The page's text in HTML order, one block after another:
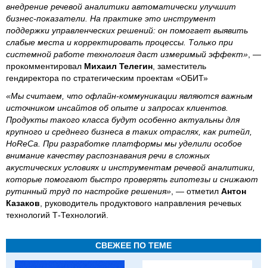
внедрение речевой аналитики автоматически улучшит
бизнес-показатели. На практике это инструмент
поддержки управленческих решений: он помогает выявить
слабые места и корректировать процессы. Только при
системной работе технология даст измеримый эффект» , —
прокомментировал Михаил Телегин , заместитель
гендиректора по стратегическим проектам «ОБИТ»
«Мы считаем, что офлайн-коммуникации являются важным
источником инсайтов об опыте и запросах клиентов.
Продукты такого класса будут особенно актуальны для
крупного и среднего бизнеса в таких отраслях, как ритейл,
HoReCa. При разработке платформы мы уделили особое
внимание качеству распознавания речи в сложных
акустических условиях и инструментам речевой аналитики,
которые помогают быстро проверять гипотезы и снижают
рутинный труд по настройке решения» , — отметил Антон
Казаков , руководитель продуктового направления речевых
технологий Т-Технологий.
СВЕЖЕЕ ПО ТЕМЕ